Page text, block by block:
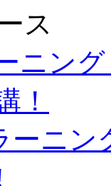
ス
ニン
！
ーニ